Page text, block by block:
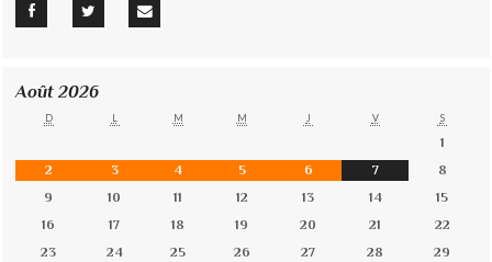
Août 2026
D L M M J V S
1
2
3 4 5 6 7
8
9
10 11 12 13 14
15
16
17 18 19 20 21
22
23
24 25 26 27 28
29